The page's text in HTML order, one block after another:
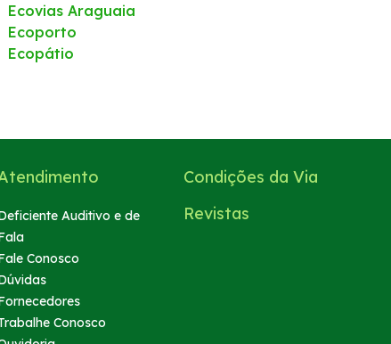
Ecovias Araguaia
Ecoporto
Ecopátio
Auditivo e de
Conosco
Conosco
Condições da Via
Revistas